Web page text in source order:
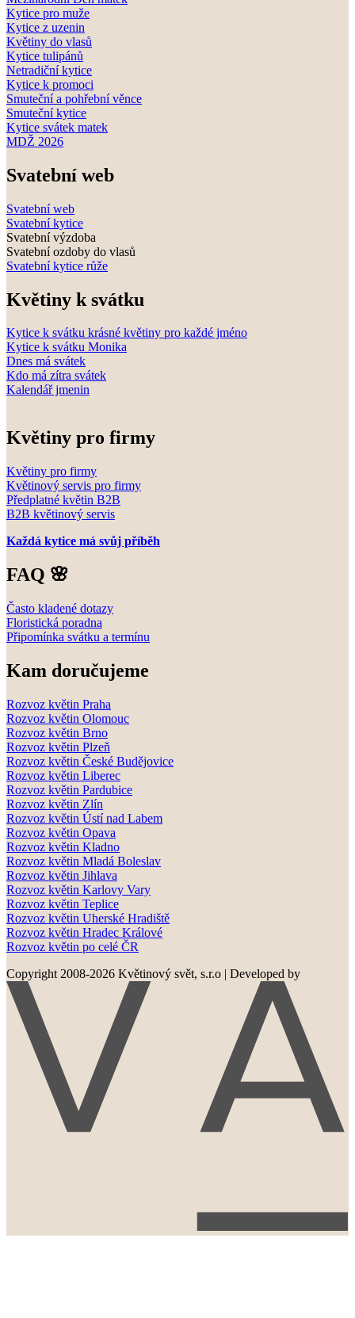
Kytice pro muže
Kytice z uzenin
Květiny do vlasů
Kytice tulipánů
Netradiční kytice
Kytice k promoci
Smuteční a pohřební věnce
Smuteční kytice
Kytice svátek matek
MDŽ 2026
Svatební web
Svatební web
Svatební kytice
Svatební výzdoba
Svatební ozdoby do vlasů
Svatební kytice růže
Květiny k svátku
Kytice k svátku krásné květiny pro každé jméno
Kytice k svátku Monika
Dnes má svátek
Kdo má zítra svátek
Kalendář jmenin
Květiny pro firmy
Květiny pro firmy
Květinový servis pro firmy
Předplatné květin B2B
B2B květinový servis
Každá kytice má svůj příběh
FAQ 🌸
Často kladené dotazy
Floristická poradna
Připomínka svátku a termínu
Kam doručujeme
Rozvoz květin Praha
Rozvoz květin Olomouc
Rozvoz květin Brno
Rozvoz květin Plzeň
Rozvoz květin České Budějovice
Rozvoz květin Liberec
Rozvoz květin Pardubice
Rozvoz květin Zlín
Rozvoz květin Ústí nad Labem
Rozvoz květin Opava
Rozvoz květin Kladno
Rozvoz květin Mladá Boleslav
Rozvoz květin Jihlava
Rozvoz květin Karlovy Vary
Rozvoz květin Teplice
Rozvoz květin Uherské Hradiště
Rozvoz květin Hradec Králové
Rozvoz květin po celé ČR
Copyright 2008-2026 Květinový svět, s.r.o | Developed by